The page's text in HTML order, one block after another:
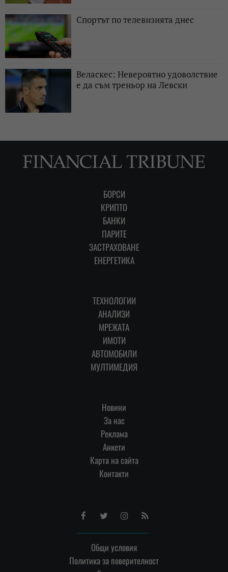
Спортът по телевизията днес
Веласкес: Невероятно удоволствие
е да съм треньор на Левски
БОРСИ
КРИПТО
БАНКИ
ПАРИТЕ
ЗАСТРАХОВАНЕ
ЕНЕРГЕТИКА
ТЕХНОЛОГИИ
АНАЛИЗИ
МРЕЖАТА
ИМОТИ
АВТОМОБИЛИ
МУЛТИМЕДИЯ
Новини
За нас
Реклама
Анкети
Карта на сайта
Контакти
FacebookTwitterInstagram
RSS
Общи условия
Политика за поверителност